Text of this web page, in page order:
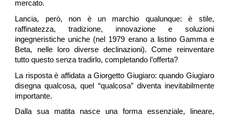
mercato.
Lancia, però, non è un marchio qualunque: è stile,
raffinatezza, tradizione, innovazione
e soluzioni
ingegneristiche uniche (nel 1979 erano a listino Gamma e
Beta, nelle loro diverse declinazioni). Come reinventare
tutto questo senza tradirlo, completando l’offerta?
La risposta è affidata a Giorgetto Giugiaro: quando Giugiaro
disegna qualcosa, quel “qualcosa” diventa inevitabilmente
importante.
Dalla sua matita nasce una forma essenziale, lineare,